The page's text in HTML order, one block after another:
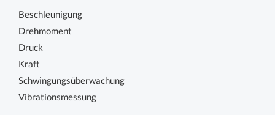
Beschleunigung
Drehmoment
Druck
Kraft
Schwingungsüberwachung
Vibrationsmessung